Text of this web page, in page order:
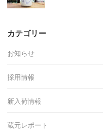
カテゴリー
お知らせ
採用情報
新入荷情報
蔵元レポート